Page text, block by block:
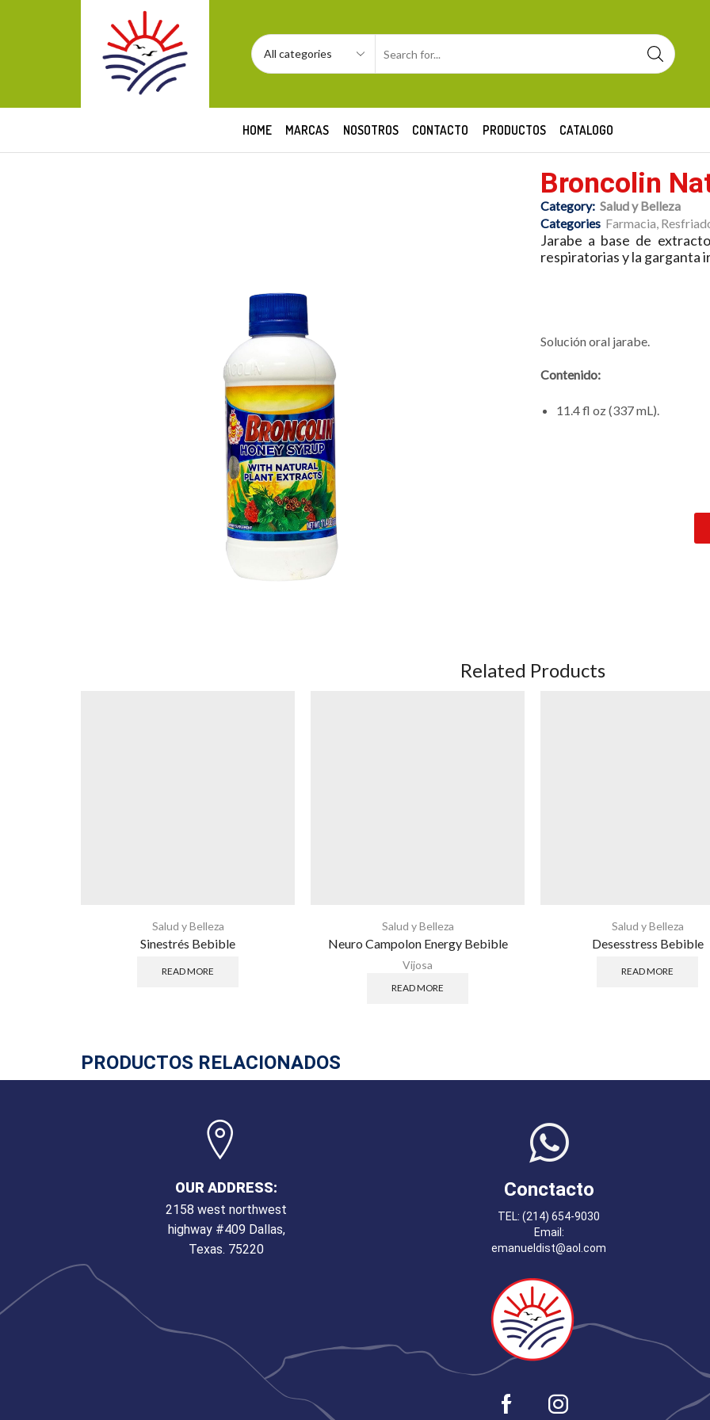
HOME MARCAS NOSOTROS CONTACTO PRODUCTOS CATALOGO
Broncolin
Category: Salud y Belleza
Categories Farmacia,
Jarabe a base de
respiratorias y la garganta
Solución oral jarabe.
Contenido:
11.4 fl oz (337 mL).
Related Products
Salud y Belleza
Sinestrés Bebible
READ MORE
Salud y Belleza
Neuro Campolon Energy Bebible
Vijosa
READ MORE
Salud y Belleza
Desesstress Bebible
READ MORE
PRODUCTOS RELACIONADOS
OUR ADDRESS:
2158 west northwest
highway #409 Dallas,
Texas. 75220
Conctacto
TEL: (214) 654-9030
Email:
emanueldist@aol.com